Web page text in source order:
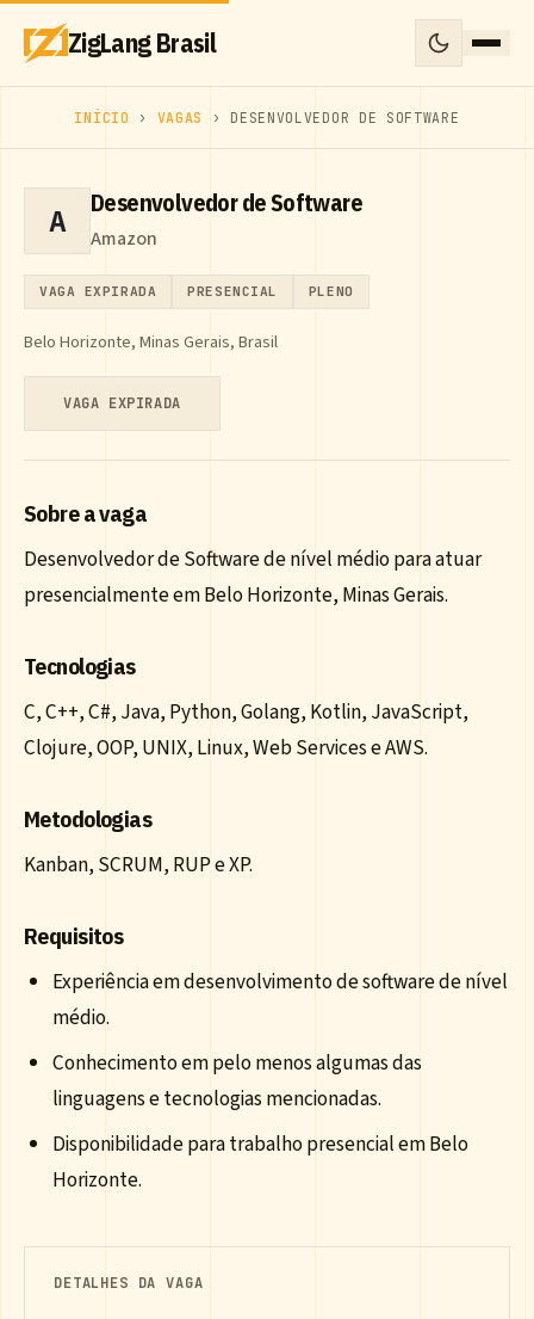
ZigLang Brasil
INÍCIO › VAGAS › DESENVOLVEDOR DE SOFTWARE
A Desenvolvedor de Software
Amazon
VAGA EXPIRADA PRESENCIAL PLENO
Belo Horizonte, Minas Gerais, Brasil
VAGA EXPIRADA
Sobre a vaga
Desenvolvedor de Software de nível médio para atuar
presencialmente em Belo Horizonte, Minas Gerais.
Tecnologias
C, C++, C#, Java, Python, Golang, Kotlin, JavaScript,
Clojure, OOP, UNIX, Linux, Web Services e AWS.
Metodologias
Kanban, SCRUM, RUP e XP.
Requisitos
Experiência em desenvolvimento de software de nível
médio.
Conhecimento em pelo menos algumas das
linguagens e tecnologias mencionadas.
Disponibilidade para trabalho presencial em Belo
Horizonte.
DETALHES DA VAGA